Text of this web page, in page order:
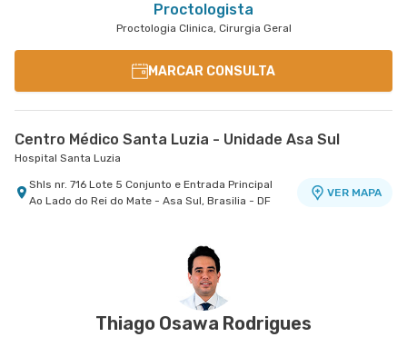
Proctologista
Proctologia Clinica, Cirurgia Geral
MARCAR CONSULTA
Centro Médico Santa Luzia - Unidade Asa Sul
Hospital Santa Luzia
Shls nr. 716 Lote 5 Conjunto e Entrada Principal
Ao Lado do Rei do Mate - Asa Sul, Brasilia - DF
VER MAPA
Thiago Osawa Rodrigues